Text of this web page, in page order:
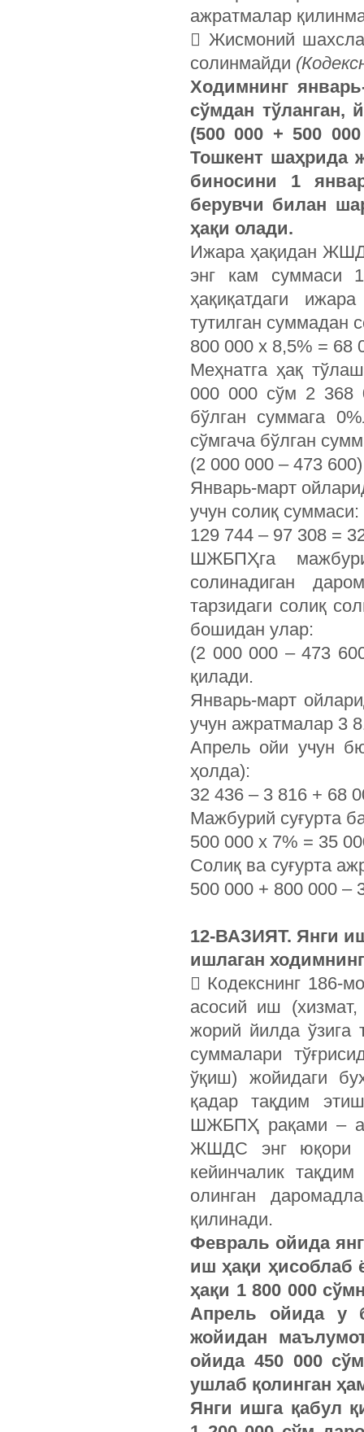
ажратмалар
 Жисмоний
солинмайди
Ходимнинг
сўмдан тўланган,
(500 000 + 500
Тошкент шаҳрида
биносини 1
берувчи билан
ҳақи олади.
Ижара ҳақидан
энг кам суммаси
ҳақиқатдаги
тутилган суммадан
800 000 х 8,5% = 68
Меҳнатга ҳақ
000 000 сўм 2 368
бўлган суммага
сўмгача бўлган
(2 000 000 – 473
Январь-март
учун солиқ суммаси:
129 744 – 97 308 =
ШЖБПҲга
солинадиган
тарзидаги солиқ
бошидан улар:
(2 000 000 – 473
қилади.
Январь-март
учун ажратмалар 3
Апрель ойи учун
ҳолда):
32 436 – 3 816 + 68
Мажбурий суғурта
500 000 х 7% = 35
Солиқ ва суғурта
500 000 + 800 000 –
12-ВАЗИЯТ. Янги
ишлаган
 Кодекснинг 186-
асосий иш
жорий йилда
суммалари
ўқиш) жойидаги
қадар тақдим
ШЖБПҲ рақами –
ЖШДС энг юқори
кейинчалик
олинган
қилинади.
Февраль ойида
иш ҳақи ҳисоблаб
ҳақи 1 800 000
Апрель ойида у
жойидан
ойида 450 000
ушлаб қолинган
Янги ишга қабул